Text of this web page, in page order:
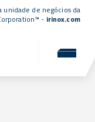
unidade de negócios da
- irinox.com